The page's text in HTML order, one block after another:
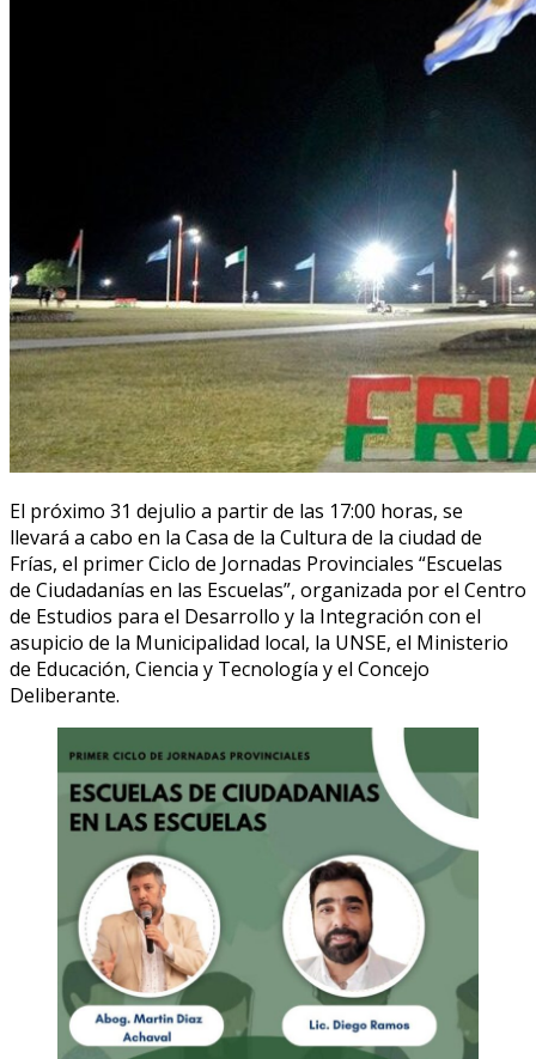
El próximo 31 dejulio a partir de las 17:00 horas, se
llevará a cabo en la Casa de la Cultura de la ciudad de
Frías, el primer Ciclo de Jornadas Provinciales “Escuelas
de Ciudadanías en las Escuelas”, organizada por el Centro
de Estudios para el Desarrollo y la Integración con el
asupicio de la Municipalidad local, la UNSE, el Ministerio
de Educación, Ciencia y Tecnología y el Concejo
Deliberante.